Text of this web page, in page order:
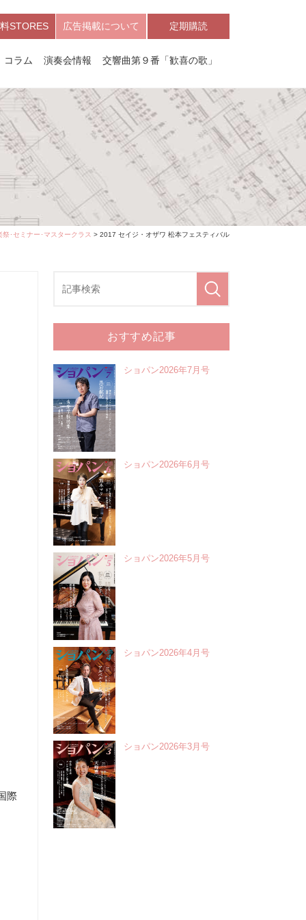
STORES 広告掲載について 定期購読
コラム 演奏会情報 交響曲第９番「歓喜の歌」
祭･セミナー･マスタークラス > 2017 セイジ・オザワ 松本フェスティバル
際
おすすめ記事
ショパン2026年7月号
ショパン2026年6月号
ショパン2026年5月号
ショパン2026年4月号
ショパン2026年3月号